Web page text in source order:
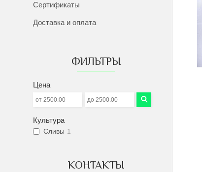
Сертификаты
Доставка и оплата
ФИЛЬТРЫ
Цена
Культура
Сливы 1
КОНТАКТЫ